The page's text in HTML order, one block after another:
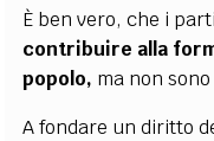
È ben vero, che i
contribuire alla
popolo, ma non
A fondare un diritto